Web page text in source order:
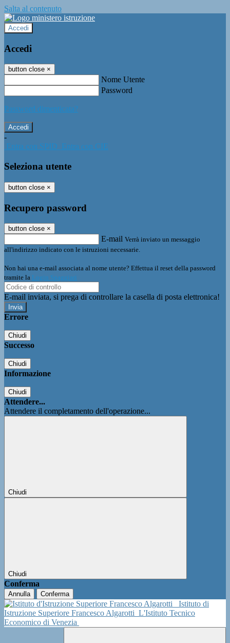
Salta al contenuto
Accedi
Accedi
button close ×
Nome Utente
Password
Password dimenticata?
-
Entra con SPID Entra con CIE
Seleziona utente
button close ×
Recupero password
button close ×
E-mail Verrà inviato un messaggio
all'indirizzo indicato con le istruzioni necessarie.
Non hai una e-mail associata al nome utente? Effettua il reset della password
tramite la Login Spaggiari
E-mail inviata, si prega di controllare la casella di posta elettronica!
Errore
Chiudi
Successo
Chiudi
Informazione
Chiudi
Attendere...
Attendere il completamento dell'operazione...
Chiudi
Chiudi
Conferma
Annulla Conferma
Istituto di
Istruzione Superiore Francesco Algarotti L'Istituto Tecnico
Economico di Venezia